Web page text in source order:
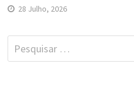
28 Julho, 2026
Pesquisar
por: